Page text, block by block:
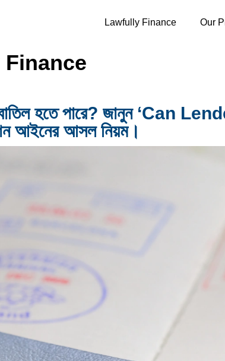
Lawfully Finance Our
বাতিল হতে পারে? জানুন
আইনের আসল নিয়ম।